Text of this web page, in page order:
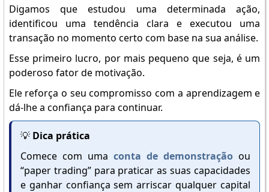
Digamos que estudou uma determinada ação,
identificou uma tendência clara e executou uma
transação no momento certo com base na sua análise.
Esse primeiro lucro, por mais pequeno que seja, é um
poderoso fator de motivação.
Ele reforça o seu compromisso com a aprendizagem e
dá-lhe a confiança para continuar.
💡 Dica prática
Comece com uma conta de demonstração ou
“paper trading” para praticar as suas capacidades
e ganhar confiança sem arriscar qualquer capital